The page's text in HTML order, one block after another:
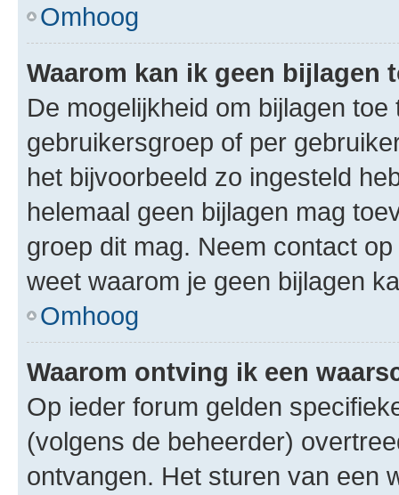
Omhoog
Waarom kan ik geen bijlagen
De mogelijkheid om bijlagen
gebruikersgroep of per
het bijvoorbeeld zo ingesteld
helemaal geen bijlagen mag
groep dit mag. Neem contact
weet waarom je geen bijlagen
Omhoog
Waarom ontving ik een
Op ieder forum gelden
(volgens de beheerder)
ontvangen. Het sturen van een